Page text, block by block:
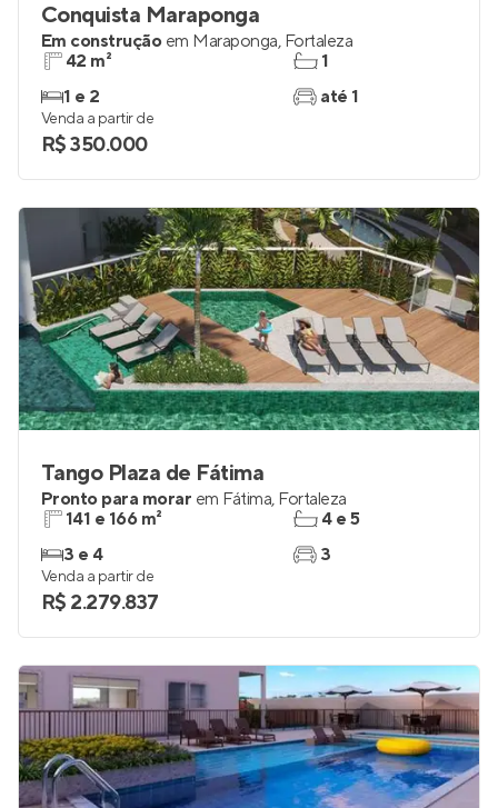
Conquista Maraponga
Em construção em Maraponga, Fortaleza
42 m²
1 e 2
1
até 1
Venda a partir de
R$ 350.000
Tango Plaza de Fátima
Pronto para morar em Fátima, Fortaleza
141 e 166 m²
3 e 4
4 e 5
3
Venda a partir de
R$ 2.279.837